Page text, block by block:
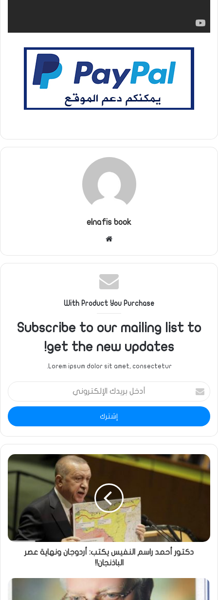
elnafis book
With Product You Purchase
Subscribe to our mailing list to
get the new updates!
Lorem ipsum dolor sit amet, consectetur.
أدخل
بريدك
الإلكتروني
دكتور أحمد راسم النفيس يكتب: أردوجان ونهاية عصر
الباذنجان!!